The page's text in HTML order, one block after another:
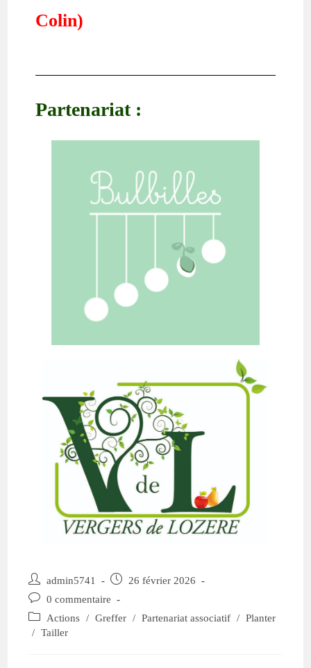
Colin)
Partenariat :
admin5741
26 février 2026
0 commentaire
Actions / Greffer / Partenariat associatif / Planter
/ Tailler